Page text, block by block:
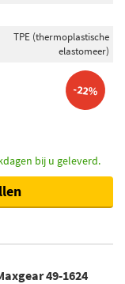
TPE (thermoplastische
elastomeer)
-22%
bij u geleverd.
49-1624